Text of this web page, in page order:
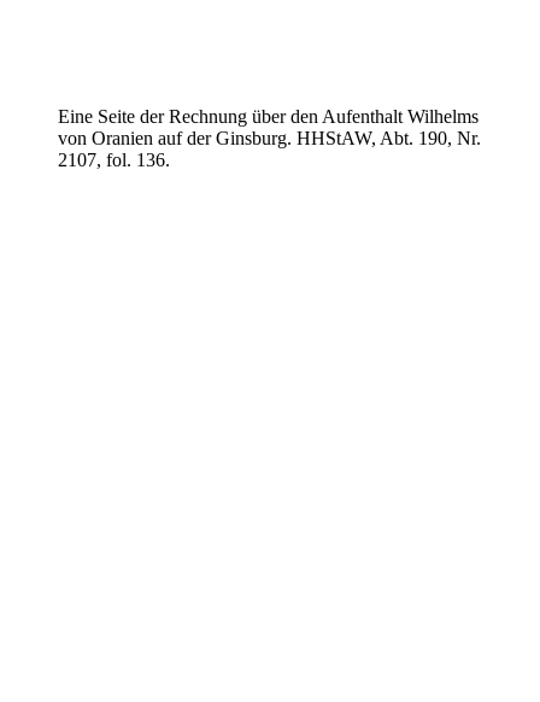
Eine Seite der Rechnung über den Aufenthalt Wilhelms
von Oranien auf der Ginsburg. HHStAW, Abt. 190, Nr.
2107, fol. 136.